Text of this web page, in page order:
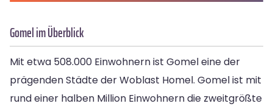
Gomel im Überblick
Mit etwa 508.000 Einwohnern ist Gomel eine der
prägenden Städte der Woblast Homel. Gomel ist mit
rund einer halben Million Einwohnern die zweitgrößte